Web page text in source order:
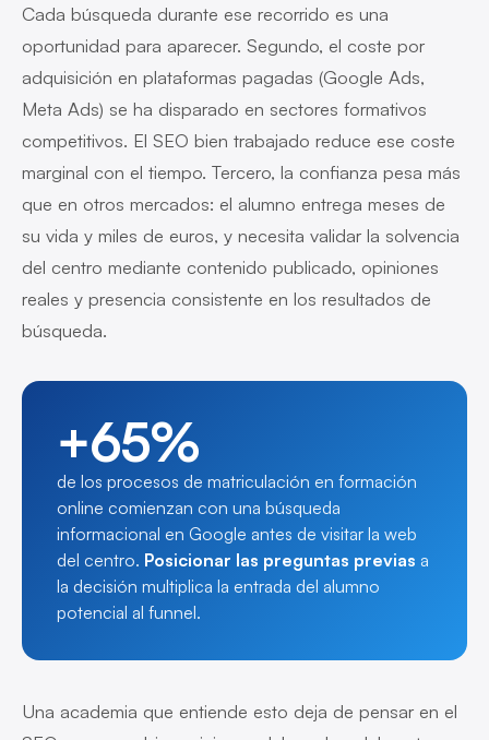
Cada búsqueda durante ese recorrido es una
oportunidad para aparecer. Segundo, el coste por
adquisición en plataformas pagadas (Google Ads,
Meta Ads) se ha disparado en sectores formativos
competitivos. El SEO bien trabajado reduce ese coste
marginal con el tiempo. Tercero, la confianza pesa más
que en otros mercados: el alumno entrega meses de
su vida y miles de euros, y necesita validar la solvencia
del centro mediante contenido publicado, opiniones
reales y presencia consistente en los resultados de
búsqueda.
+65%
de los procesos de matriculación en formación
online comienzan con una búsqueda
informacional en Google antes de visitar la web
del centro. Posicionar las preguntas previas a
la decisión multiplica la entrada del alumno
potencial al funnel.
Una academia que entiende esto deja de pensar en el